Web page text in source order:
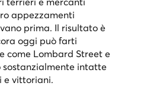
appezzamenti
prima. Il risultato è
oggi può farti
come Lombard Street e
sostanzialmente intatte
e vittoriani.